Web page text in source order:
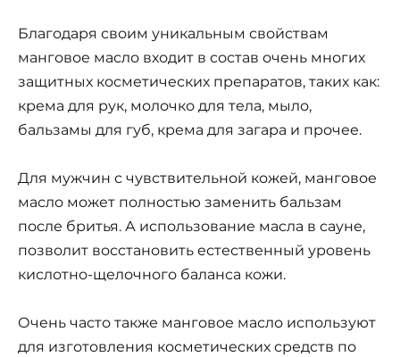
Благодаря своим уникальным свойствам
манговое масло входит в состав очень многих
защитных косметических препаратов, таких как:
крема для рук, молочко для тела, мыло,
бальзамы для губ, крема для загара и прочее.
Для мужчин с чувствительной кожей, манговое
масло может полностью заменить бальзам
после бритья. А использование масла в сауне,
позволит восстановить естественный уровень
кислотно-щелочного баланса кожи.
Очень часто также манговое масло используют
для изготовления косметических средств по